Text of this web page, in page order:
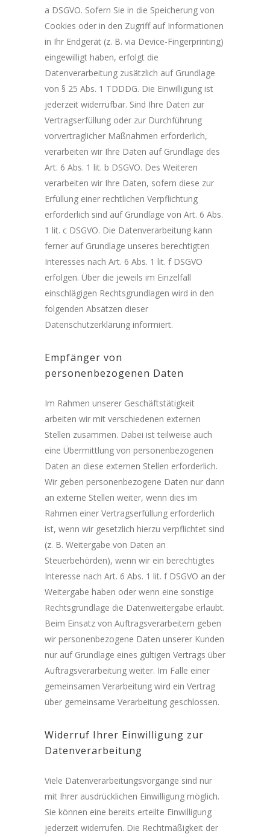
a DSGVO. Sofern Sie in die Speicherung von
Cookies oder in den Zugriff auf Informationen
in Ihr Endgerät (z. B. via Device-Fingerprinting)
eingewilligt haben, erfolgt die
Datenverarbeitung zusätzlich auf Grundlage
von § 25 Abs. 1 TDDDG. Die Einwilligung ist
jederzeit widerrufbar. Sind Ihre Daten zur
Vertragserfüllung oder zur Durchführung
vorvertraglicher Maßnahmen erforderlich,
verarbeiten wir Ihre Daten auf Grundlage des
Art. 6 Abs. 1 lit. b DSGVO. Des Weiteren
verarbeiten wir Ihre Daten, sofern diese zur
Erfüllung einer rechtlichen Verpflichtung
erforderlich sind auf Grundlage von Art. 6 Abs.
1 lit. c DSGVO. Die Datenverarbeitung kann
ferner auf Grundlage unseres berechtigten
Interesses nach Art. 6 Abs. 1 lit. f DSGVO
erfolgen. Über die jeweils im Einzelfall
einschlägigen Rechtsgrundlagen wird in den
folgenden Absätzen dieser
Datenschutzerklärung informiert.
Empfänger von
personenbezogenen Daten
Im Rahmen unserer Geschäftstätigkeit
arbeiten wir mit verschiedenen externen
Stellen zusammen. Dabei ist teilweise auch
eine Übermittlung von personenbezogenen
Daten an diese externen Stellen erforderlich.
Wir geben personenbezogene Daten nur dann
an externe Stellen weiter, wenn dies im
Rahmen einer Vertragserfüllung erforderlich
ist, wenn wir gesetzlich hierzu verpflichtet sind
(z. B. Weitergabe von Daten an
Steuerbehörden), wenn wir ein berechtigtes
Interesse nach Art. 6 Abs. 1 lit. f DSGVO an der
Weitergabe haben oder wenn eine sonstige
Rechtsgrundlage die Datenweitergabe erlaubt.
Beim Einsatz von Auftragsverarbeitern geben
wir personenbezogene Daten unserer Kunden
nur auf Grundlage eines gültigen Vertrags über
Auftragsverarbeitung weiter. Im Falle einer
gemeinsamen Verarbeitung wird ein Vertrag
über gemeinsame Verarbeitung geschlossen.
Widerruf Ihrer Einwilligung zur
Datenverarbeitung
Viele Datenverarbeitungsvorgänge sind nur
mit Ihrer ausdrücklichen Einwilligung möglich.
Sie können eine bereits erteilte Einwilligung
jederzeit widerrufen. Die Rechtmäßigkeit der